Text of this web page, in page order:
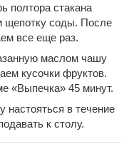
полтора стакана
щепотку соды. После
все еще раз.
маслом чашу
кусочки фруктов.
«Выпечка» 45 минут.
настояться в течение
к столу.